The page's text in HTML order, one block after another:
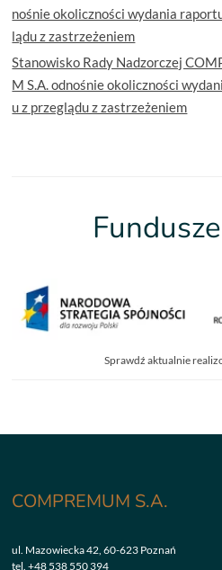
nośnie okoliczności wydania
lądu z zastrzeżeniem
Stanowisko Rady Nadzorczej
M S.A. odnośnie okoliczności
u z przeglądu z zastrzeżeniem
Sprawdź aktualnie
COMPREMUM S.A.
ul. Mazowiecka 42, 60-623 Poznań
tel.+48 538 550 394